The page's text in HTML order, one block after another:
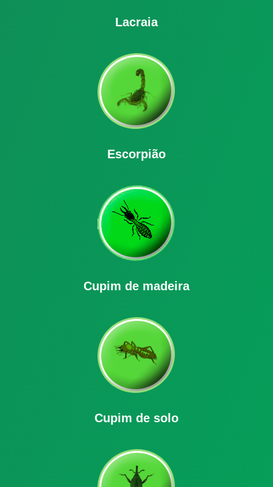
Lacraia
Escorpião
Cupim de madeira
Cupim de solo